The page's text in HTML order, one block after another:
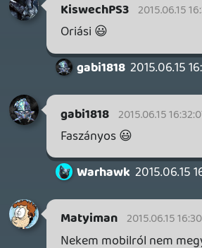
Crockett 2015.06.15 16:20:30 #06o9r
Tökéletesen hallható,folyamatos,semmi
szaggatás.
Tech kérdés: mindenkinek működik, jól
hallható?
siklara 2015.06.15 16:19:42 #06o9p
Majd talán este. 🙂
Crockett 2015.06.15 16:18:42 #06o9o